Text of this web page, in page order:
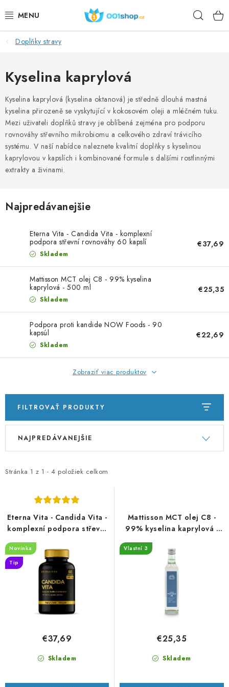
na
DOPLŇKY STRAVY
KOZMETIKA
ŠPORT
POTRAVINY
TÉMY
AKCIA
DÁRKY PRO ZDRAVÍ
PORADNA
ZNAČKY
Jak nakupovat
Obchodní podmínky
Podmínky ochrany osobních údajů
Moja objednávka
Doplňky stravy
Kyselina kaprylová
Kyselina kaprylová (kyselina oktanová) je středně dlouhá mastná
kyselina přirozeně se vyskytující v kokosovém oleji a mléčném tuku.
Mezi uživateli doplňků stravy je oblíbená zejména pro podporu
rovnováhy střevního mikrobiomu a celkového zdraví trávicího
systému. V naší nabídce naleznete kvalitní doplňky s kyselinou
kaprylovou v kapslích i kombinované formule s dalšími rostlinnými
extrakty a živinami.
Najpredávanejšie
Eterna Vita - Candida Vita - komplexní
podpora střevní rovnováhy 60 kapslí
Skladem
€37,69
Mattisson MCT olej C8 - 99% kyselina
kaprylová - 500 ml
Skladem
€25,35
Podpora proti kandide NOW Foods - 90
kapsúl
Skladem
€22,69
Zobraziť viac produktov
FILTROVAŤ PRODUKTY
V
i
r
o
d
u
k
Stránka 1 z 1 - 4 položiek celkom
R
e
e
p
r
o
d
NAJPREDÁVANEJŠIE
Eterna Vita - Candida Vita -
komplexní podpora střevní
rovnováhy 60 kapslí
Novinka
Tip
Skladem
€37,69
Mattisson MCT olej C8 -
99% kyselina kaprylová -
Vlastní 3
Skladem
€25,35